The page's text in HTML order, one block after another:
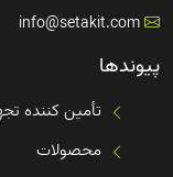
info@setakit.com
پیوندها
تأمین کننده
محصولات